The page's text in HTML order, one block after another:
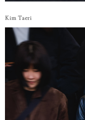
Kim Taeri